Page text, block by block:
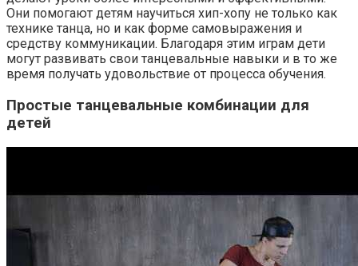
Они помогают детям научиться хип-хопу не только как
технике танца, но и как форме самовыражения и
средству коммуникации. Благодаря этим играм дети
могут развивать свои танцевальные навыки и в то же
время получать удовольствие от процесса обучения.
Простые танцевальные комбинации для
детей